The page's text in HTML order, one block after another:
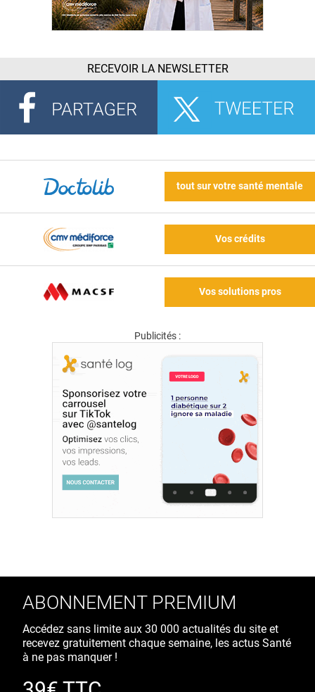
RECEVOIR LA NEWSLETTER
tout sur votre santé mentale
Vos crédits
Vos solutions pros
Publicités :
ABONNEMENT PREMIUM
Accédez sans limite aux 30 000 actualités du site et
recevez gratuitement chaque semaine, les actus Santé
à ne pas manquer !